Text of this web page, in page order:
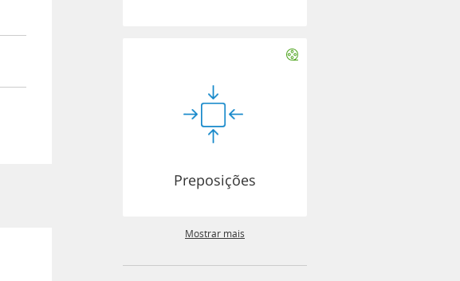
Preposições
Mostrar mais